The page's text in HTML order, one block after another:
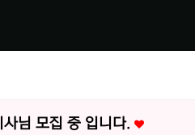
사님 모집 중 입니다.